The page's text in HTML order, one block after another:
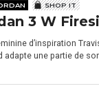
SHOP IT
3 W
d’inspiration
adapte une partie de